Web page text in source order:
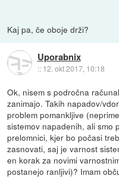
Kaj pa, če oboje drži?
Uporabnix
:: 12. okt 2017, 10:18
Ok, nisem s področna
zanimajo. Takih napadov/
problem pomankljive
sistemov napadenih, ali smo
prelomnici, kjer bo počasi
zasnovati, saj je varnost
en korak za novimi
postanejo ranljivi)? Imam